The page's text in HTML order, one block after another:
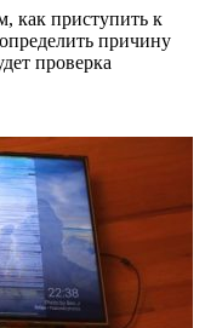
как приступить к
причину
проверка